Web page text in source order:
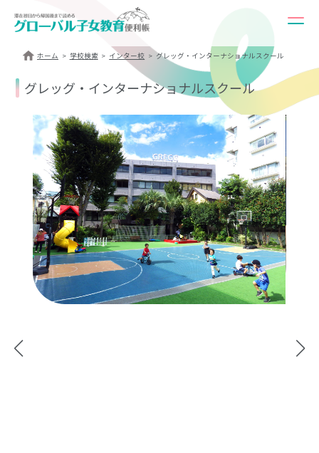
ホーム 学校検索 インター校 グレッグ・インターナショナルスクール
グレッグ・インターナショナルスクール